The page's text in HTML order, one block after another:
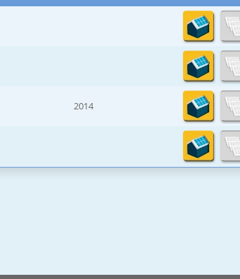
2014